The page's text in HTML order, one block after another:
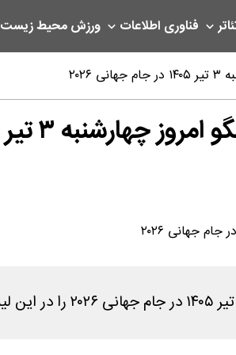
فناوری اطلاعات ورزشمحیط زیست
۱۴۰۵ در جام جهانی ۲۰۲۶